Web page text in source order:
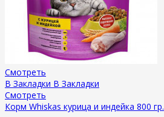
Смотреть
В Закладки В Закладки
Смотреть
Корм Whiskas курица и индейка 800 гр.